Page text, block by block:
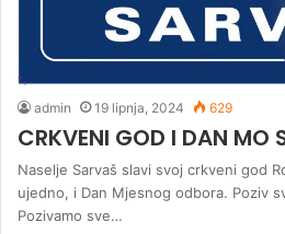
admin 19 lipnja, 2024 629
CRKVENI GOD I DAN MO
Naselje Sarvaš slavi svoj crkveni god
ujedno, i Dan Mjesnog odbora. Poziv
Pozivamo sve…